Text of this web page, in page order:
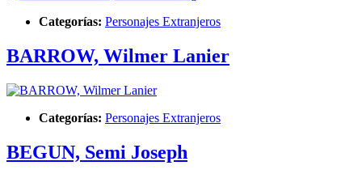
Categorías: Personajes Extranjeros
BARROW, Wilmer Lanier
Categorías: Personajes Extranjeros
BEGUN, Semi Joseph